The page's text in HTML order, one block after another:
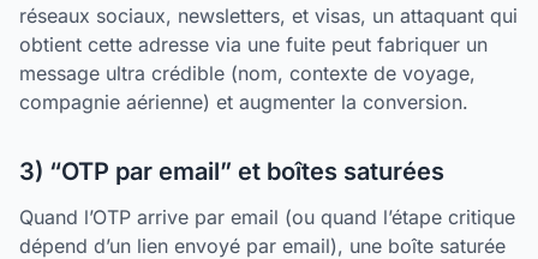
réseaux sociaux, newsletters, et visas, un attaquant qui
obtient cette adresse via une fuite peut fabriquer un
message ultra crédible (nom, contexte de voyage,
compagnie aérienne) et augmenter la conversion.
3) “OTP par email” et boîtes saturées
Quand l’OTP arrive par email (ou quand l’étape critique
dépend d’un lien envoyé par email), une boîte saturée